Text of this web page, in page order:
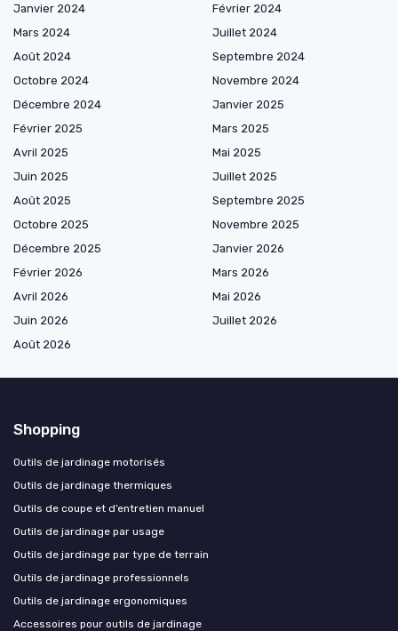
Janvier 2024
Février 2024
Mars 2024
Juillet 2024
Août 2024
Septembre 2024
Octobre 2024
Novembre 2024
Décembre 2024
Janvier 2025
Février 2025
Mars 2025
Avril 2025
Mai 2025
Juin 2025
Juillet 2025
Août 2025
Septembre 2025
Octobre 2025
Novembre 2025
Décembre 2025
Janvier 2026
Février 2026
Mars 2026
Avril 2026
Mai 2026
Juin 2026
Juillet 2026
Août 2026
Shopping
Outils de jardinage motorisés
Outils de jardinage thermiques
Outils de coupe et d’entretien manuel
Outils de jardinage par usage
Outils de jardinage par type de terrain
Outils de jardinage professionnels
Outils de jardinage ergonomiques
Accessoires pour outils de jardinage